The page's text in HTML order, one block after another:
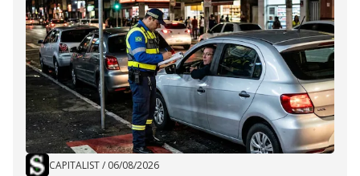
CAPITALIST/ 06/08/2026